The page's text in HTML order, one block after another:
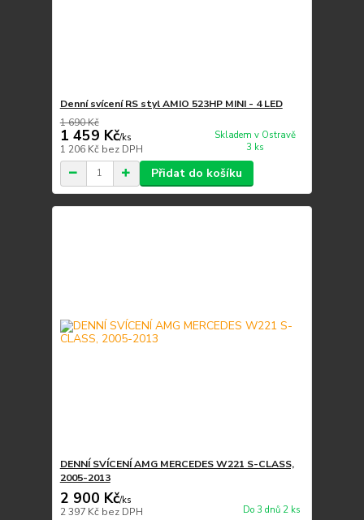
Denní svícení RS styl AMIO 523HP MINI - 4 LED
1 690 Kč
1 459 Kč/ks
1 206 Kč bez DPH
Skladem v Ostravě
3 ks
Přidat do košíku
DENNÍ SVÍCENÍ AMG MERCEDES W221 S-CLASS,
2005-2013
2 900 Kč/ks
2 397 Kč bez DPH Do 3 dnů 2 ks